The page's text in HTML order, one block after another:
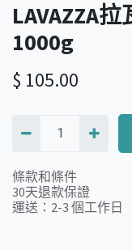
LAVAZZA
1000g
$ 105.00
條款和條件
30天退款保證
運送：2-3 個工作日